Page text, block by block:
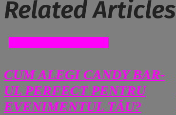
Related Articles
CUM ALEGI CANDY BAR-
UL PERFECT PENTRU
EVENIMENTUL TĂU?